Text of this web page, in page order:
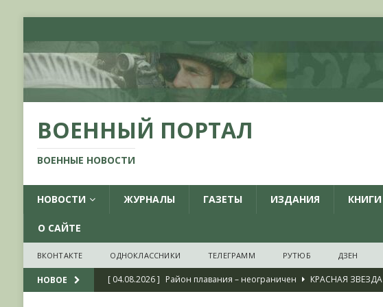
ВОЕННЫЙ ПОРТАЛ
ВОЕННЫЕ НОВОСТИ
НОВОСТИ ЖУРНАЛЫ ГАЗЕТЫ ИЗДАНИЯ КНИГИ
О САЙТЕ
ВКОНТАКТЕ ОДНОКЛАССНИКИ ТЕЛЕГРАММ РУТЮБ ДЗЕН
НОВОЕ [ 04.08.2026 ] Район плавания – неограничен
КРАСНАЯ ЗВЕЗДА